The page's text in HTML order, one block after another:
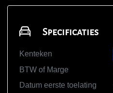
Specificaties
Kenteken
BTW of Marge
Datum eerste toelating